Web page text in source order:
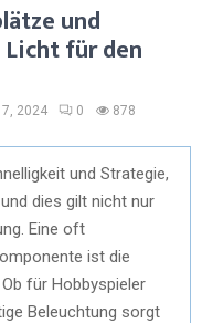
und
für den
2024 0 878
und Strategie,
dies gilt nicht nur
Eine oft
ist die
für Hobbyspieler
Beleuchtung sorgt